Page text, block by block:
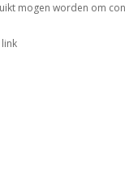
mogen worden om